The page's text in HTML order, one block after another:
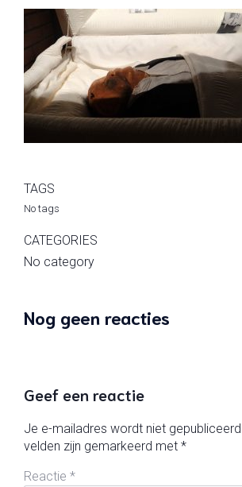
TAGS
No tags
CATEGORIES
No category
Nog geen reacties
Geef een reactie
Je e-mailadres wordt niet gepubliceerd.
velden zijn gemarkeerd met *
Reactie *